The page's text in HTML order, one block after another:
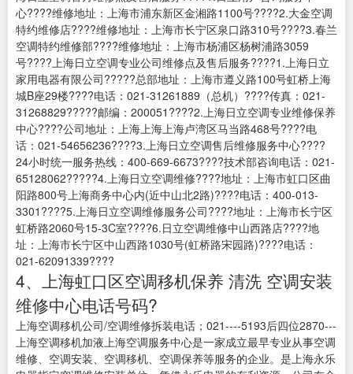
心????维修地址：上海市浦东新区金湘路1100号????2.大金空调
特约维修店????维修地址：上海市长宁区泉口路310号????3.春兰
空调特约维修部????维修地址：上海市杨浦区杨树浦路3059
号????上海日立空调专业公司维修点及售后服务????1.上海日立
家用电器有限公司?????总部地址：上海市遵义路100号虹桥上海
城B座29楼????电话：021-31261889（总机）????传真：021-
31268829?????邮编：200051????2.上海日立空调专业维修保养
中心????公司地址：上海上海上海卢湾区马当路468号????电
话：021-54656236????3.上海日立空调售后维修服务中心????
24小时统一服务热线：400-669-6673????技术部咨询电话：021-
65128062?????4.上海日立空调维修????地址：上海市虹口区曲
阳路800号上海商务中心内(近中山北2路)????电话：400-013-
3301????5.上海日立空调维修服务公司????地址：上海市长宁区
虹桥路2060号15-3C室????6.日立空调维修中山西路店????地
址：上海市长宁区中山西路1030号(虹桥路宋园路)????电话：
021-62091339????
4、上海虹口区空调移机保养 清洗 空调安装
维修中心电话号码?
上海空调移机公司/空调维修拆装电话；021----5193后四位2870---
上海空调移机加液上海空调服务中心是一家成立最早专业从事空调
维修、空调安装、空调移机、空调保养等服务的企业。是上海永乐